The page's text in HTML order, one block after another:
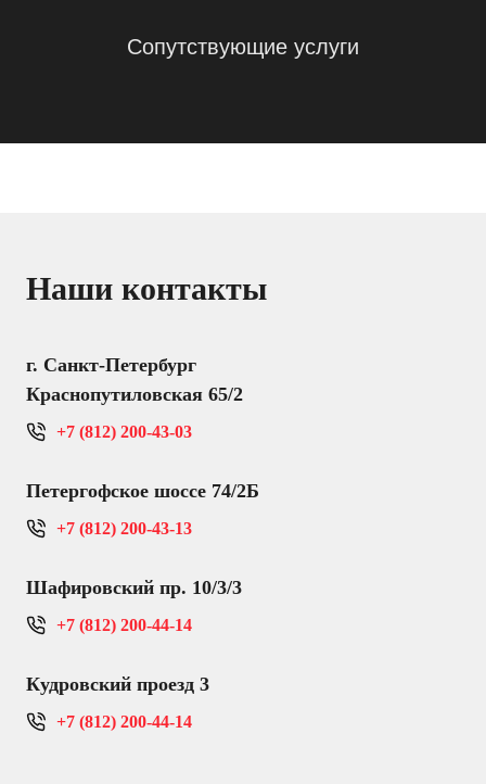
Сопутствующие услуги
Наши контакты
г. Санкт-Петербург
Краснопутиловская 65/2
+7 (812) 200-43-03
Петергофское шоссе 74/2Б
+7 (812) 200-43-13
Шафировский пр. 10/3/3
+7 (812) 200-44-14
Кудровский проезд 3
+7 (812) 200-44-14